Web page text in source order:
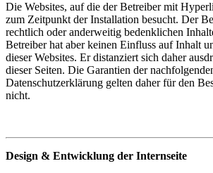
Die Websites, auf die der Betreiber mit
zum Zeitpunkt der Installation besucht. Der
rechtlich oder anderweitig bedenklichen
Betreiber hat aber keinen Einfluss auf Inhalt
dieser Websites. Er distanziert sich daher
dieser Seiten. Die Garantien der
Datenschutzerklärung gelten daher für den
nicht.
Design & Entwicklung der Internseite